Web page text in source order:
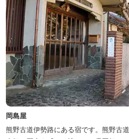
岡島屋
熊野古道伊勢路にある宿です。熊野古